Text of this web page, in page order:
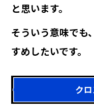
と思います。
そういう意味でも
すめしたいです。
ク